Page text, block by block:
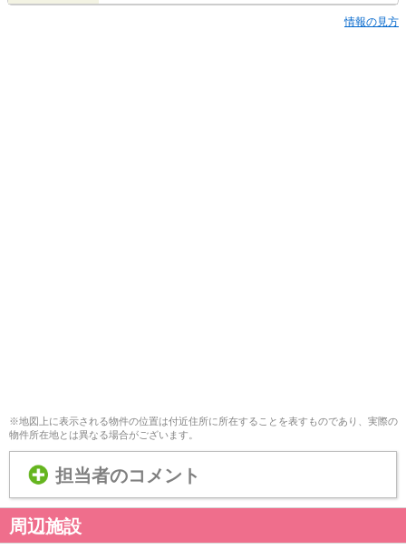
情報の見方
※地図上に表示される物件の位置は付近住所に所在することを表すものであり、実際の
物件所在地とは異なる場合がございます。
担当者のコメント
周辺施設